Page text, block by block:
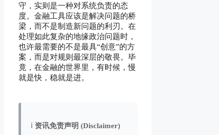
守，实则是一种对系统负责的态
度。金融工具应该是解决问题的桥
梁，而不是制造新问题的利刃。在
处理如此复杂的地缘政治问题时，
也许最需要的不是最具“创意”的方
案，而是对规则最深层的敬畏。毕
竟，在金融的世界里，有时候，慢
就是快，稳就是进。
ℹ️ 资讯免责声明 (Disclaimer)